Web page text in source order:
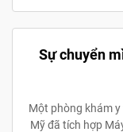
Sự chuyển
Một phòng khám
Mỹ đã tích hợp